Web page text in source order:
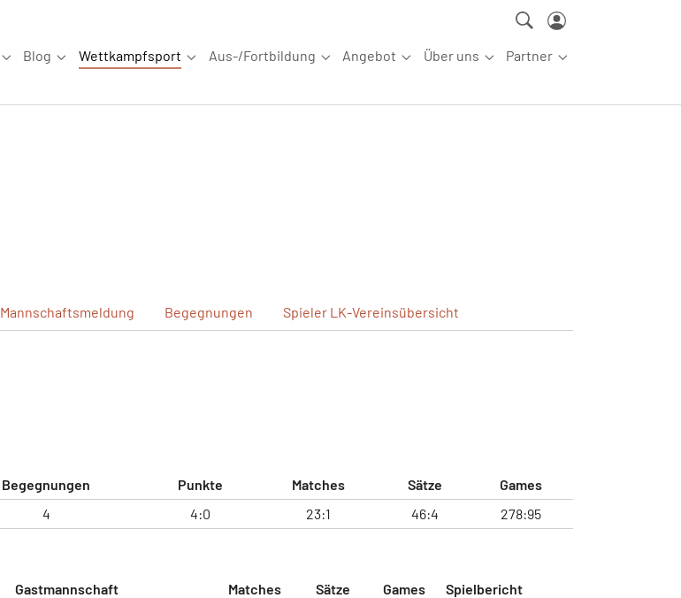
Submenu for "News"
Blog
Submenu for "Blog"
Wettkampfsport
Submenu for "Wettkampfsport"
Aus-/Fortbildung
Submenu for "Aus-/Fortbildung"
Angebot
Submenu for "Angebot"
Über uns
Submenu for "Über uns"
Partner
Submenu for
Mannschaftsmeldung Begegnungen Spieler LK-Vereinsübersicht
Begegnungen Punkte Matches Sätze
Games
4 4:0 23:1 46:4 278:95
Gastmannschaft Matches Sätze Games
Spielbericht